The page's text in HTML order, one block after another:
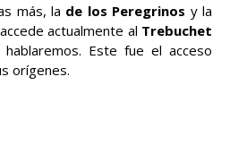
más, la de los Peregrinos y la
actualmente al Trebuchet
Este fue el acceso
orígenes.